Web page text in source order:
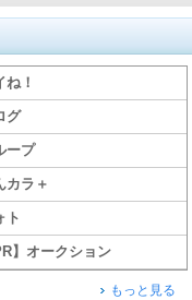
ね！
グ
ープ
カラ＋
ト
】オークション
もっと見る